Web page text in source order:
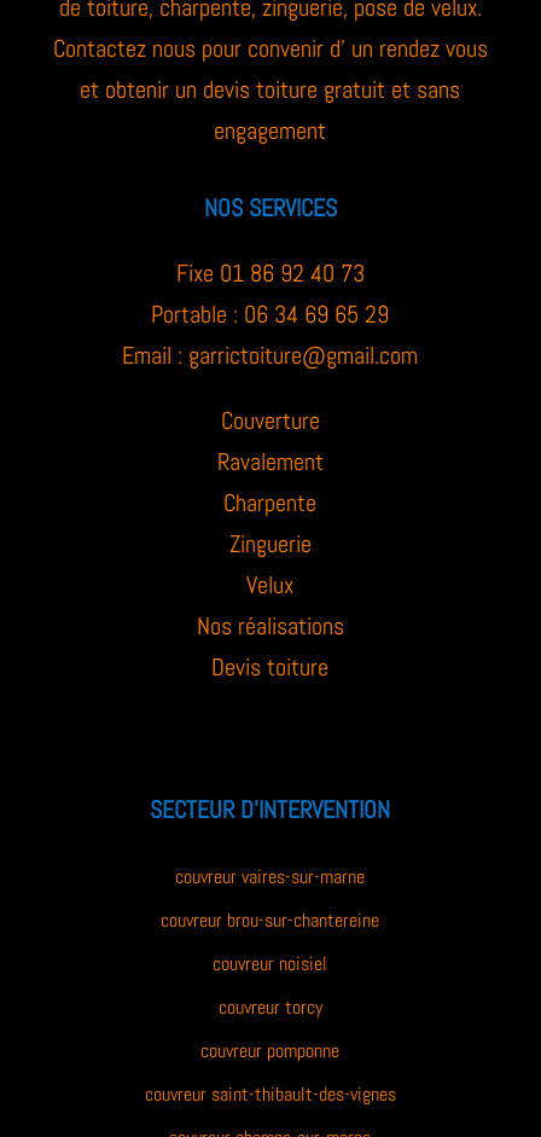
de toiture, charpente, zinguerie, pose de velux.
Contactez nous pour convenir d’ un rendez vous
et obtenir un devis toiture gratuit et sans
engagement
NOS SERVICES
Fixe 01 86 92 40 73
Portable : 06 34 69 65 29
Email : garrictoiture@gmail.com
Couverture
Ravalement
Charpente
Zinguerie
Velux
Nos réalisations
Devis toiture
SECTEUR D’INTERVENTION
couvreur vaires-sur-marne
couvreur brou-sur-chantereine
couvreur noisiel
couvreur torcy
couvreur pomponne
couvreur saint-thibault-des-vignes